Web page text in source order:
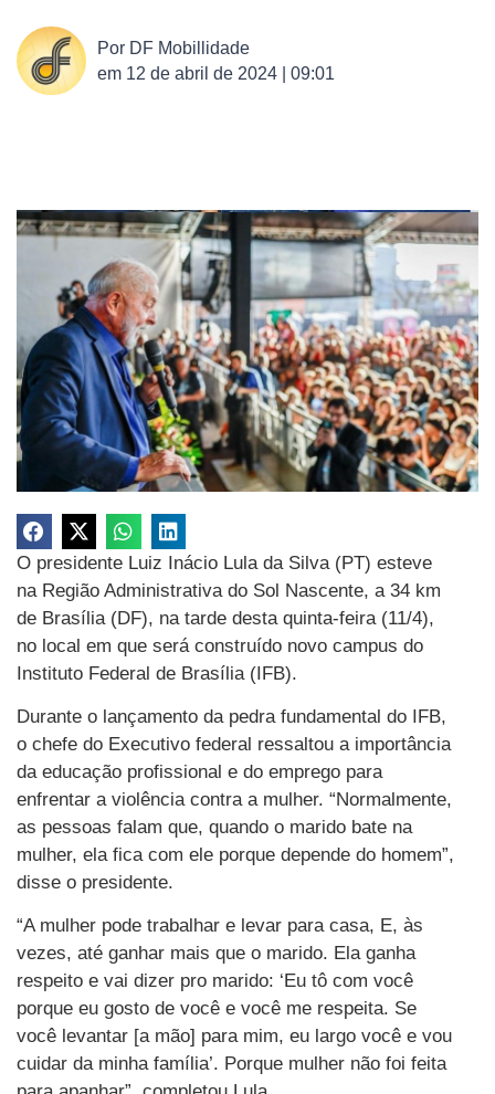
Por DF Mobillidade
em 12 de abril de 2024 | 09:01
O presidente Luiz Inácio Lula da Silva (PT) esteve
na Região Administrativa do Sol Nascente, a 34 km
de Brasília (DF), na tarde desta quinta-feira (11/4),
no local em que será construído novo campus do
Instituto Federal de Brasília (IFB).
Durante o lançamento da pedra fundamental do IFB,
o chefe do Executivo federal ressaltou a importância
da educação profissional e do emprego para
enfrentar a violência contra a mulher. “Normalmente,
as pessoas falam que, quando o marido bate na
mulher, ela fica com ele porque depende do homem”,
disse o presidente.
“A mulher pode trabalhar e levar para casa, E, às
vezes, até ganhar mais que o marido. Ela ganha
respeito e vai dizer pro marido: ‘Eu tô com você
porque eu gosto de você e você me respeita. Se
você levantar [a mão] para mim, eu largo você e vou
cuidar da minha família’. Porque mulher não foi feita